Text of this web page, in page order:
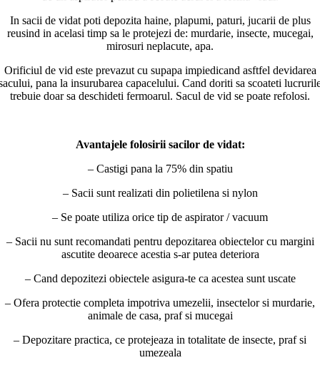
In sacii de vidat poti depozita haine, plapumi, paturi, jucarii de plus
reusind in acelasi timp sa le protejezi de: murdarie, insecte, mucegai,
mirosuri neplacute, apa.
Orificiul de vid este prevazut cu supapa impiedicand asftfel devidarea
pana la insurubarea capacelului. Cand doriti sa scoateti
trebuie doar sa deschideti fermoarul. Sacul de vid se poate refolosi.
Avantajele folosirii sacilor de vidat:
– Castigi pana la 75% din spatiu
– Sacii sunt realizati din polietilena si nylon
– Se poate utiliza orice tip de aspirator / vacuum
– Sacii nu sunt recomandati pentru depozitarea obiectelor cu margini
ascutite deoarece acestia s-ar putea deteriora
– Cand depozitezi obiectele asigura-te ca acestea sunt uscate
– Ofera protectie completa impotriva umezelii, insectelor si murdarie,
animale de casa, praf si mucegai
– Depozitare practica, ce protejeaza in totalitate de insecte, praf si
umezeala